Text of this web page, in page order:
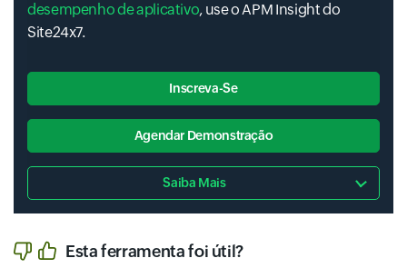
desempenho de aplicativo, use o APM Insight do
Site24x7.
Inscreva-Se
Agendar Demonstração
Saiba Mais
Esta ferramenta foi útil?